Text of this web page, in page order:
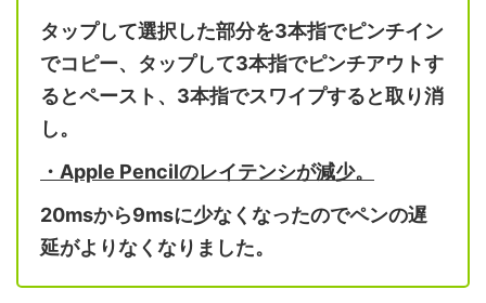
タップして選択した部分を3本指でピンチイン
でコピー、タップして3本指でピンチアウトす
るとペースト、 3本指でスワイプすると取り消
し。
・ Apple Pencilのレイテンシが減少。
20msから9msに少なくなったのでペンの遅
延がよりなくなりました。